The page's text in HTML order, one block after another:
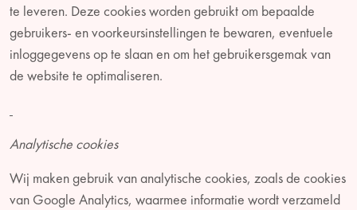
te leveren. Deze cookies worden gebruikt om bepaalde
gebruikers- en voorkeursinstellingen te bewaren, eventuele
inloggegevens op te slaan en om het gebruikersgemak van
de website te optimaliseren.
Analytische cookies
Wij maken gebruik van analytische cookies, zoals de cookies
van Google Analytics, waarmee informatie wordt verzameld